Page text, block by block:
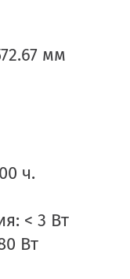
мм
ч.
< 3 Вт
Вт